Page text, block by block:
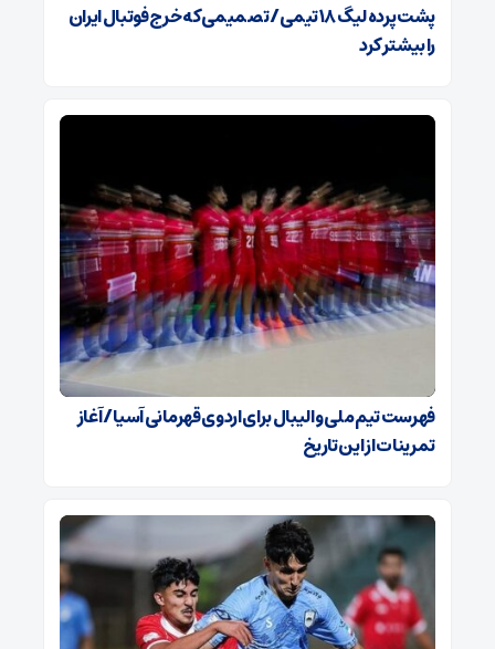
پشت پرده لیگ ۱۸ تیمی / تصمیمی که خرج فوتبال ایران
را بیشتر کرد
فهرست تیم ملی والیبال برای اردوی قهرمانی آسیا / آغاز
تمرینات از این تاریخ